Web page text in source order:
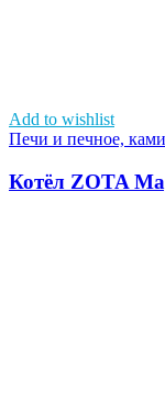
Add to wishlist
Печи и печное,
Котёл ZOTA